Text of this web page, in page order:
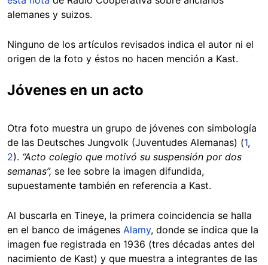
alemanes y suizos.
Ninguno de los artículos revisados indica el autor ni el
origen de la foto y éstos no hacen mención a Kast.
Jóvenes en un acto
Otra foto muestra un grupo de jóvenes con simbología
de las Deutsches Jungvolk (Juventudes Alemanas) (1,
2). “Acto colegio que motivó su suspensión por dos
semanas”, se lee sobre la imagen difundida,
supuestamente también en referencia a Kast.
Al buscarla en Tineye, la primera coincidencia se halla
en el banco de imágenes Alamy, donde se indica que la
imagen fue registrada en 1936 (tres décadas antes del
nacimiento de Kast) y que muestra a integrantes de las